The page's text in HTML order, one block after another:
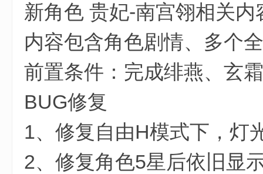
新角色 贵妃-南宫翎相关内
内容包含角色剧情、多个
前置条件：完成绯燕、玄
BUG修复
1、修复自由H模式下，灯
2、修复角色5星后依旧显